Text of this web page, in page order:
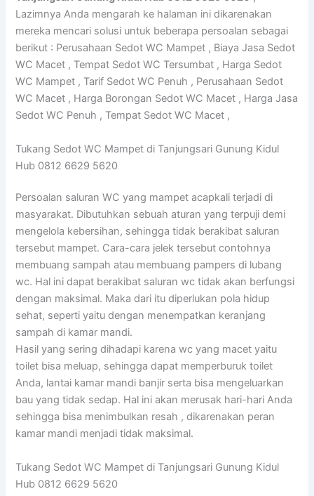
Lazimnya Anda mengarah ke halaman ini dikarenakan
mereka mencari solusi untuk beberapa persoalan sebagai
berikut : Perusahaan Sedot WC Mampet , Biaya Jasa Sedot
WC Macet , Tempat Sedot WC Tersumbat , Harga Sedot
WC Mampet , Tarif Sedot WC Penuh , Perusahaan Sedot
WC Macet , Harga Borongan Sedot WC Macet , Harga Jasa
Sedot WC Penuh , Tempat Sedot WC Macet ,
Tukang Sedot WC Mampet di Tanjungsari Gunung Kidul
Hub 0812 6629 5620
Persoalan saluran WC yang mampet acapkali terjadi di
masyarakat. Dibutuhkan sebuah aturan yang terpuji demi
mengelola kebersihan, sehingga tidak berakibat saluran
tersebut mampet. Cara-cara jelek tersebut contohnya
membuang sampah atau membuang pampers di lubang
wc. Hal ini dapat berakibat saluran wc tidak akan berfungsi
dengan maksimal. Maka dari itu diperlukan pola hidup
sehat, seperti yaitu dengan menempatkan keranjang
sampah di kamar mandi.
Hasil yang sering dihadapi karena wc yang macet yaitu
toilet bisa meluap, sehingga dapat memperburuk toilet
Anda, lantai kamar mandi banjir serta bisa mengeluarkan
bau yang tidak sedap. Hal ini akan merusak hari-hari Anda
sehingga bisa menimbulkan resah , dikarenakan peran
kamar mandi menjadi tidak maksimal.
Tukang Sedot WC Mampet di Tanjungsari Gunung Kidul
Hub 0812 6629 5620